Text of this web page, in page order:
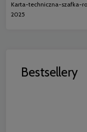
Karta-techniczna-szafka-
2025
Bestsellery